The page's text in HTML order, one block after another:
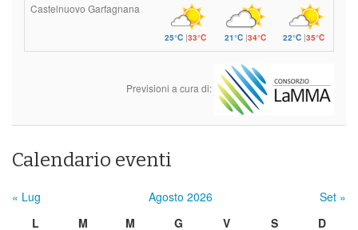
Castelnuovo Garfagnana
25°C|33°C 21°C|34°C 22°C |35°C
Previsioni a cura di:
Calendario eventi
« Lug Agosto 2026
Set »
L
M M G V S
D